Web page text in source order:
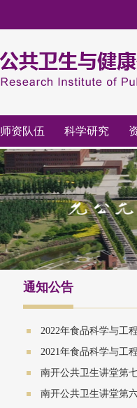
师资队伍 科学研究
通知公告
2022年食品科学与
2021年食品科学与
南开公共卫生讲堂第
南开公共卫生讲堂第